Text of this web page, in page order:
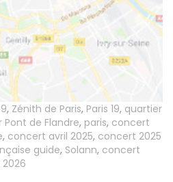
, Zénith de Paris, Paris 19, quartier
Pont de Flandre, paris, concert
, concert avril 2025, concert 2025
guide, Solann, concert